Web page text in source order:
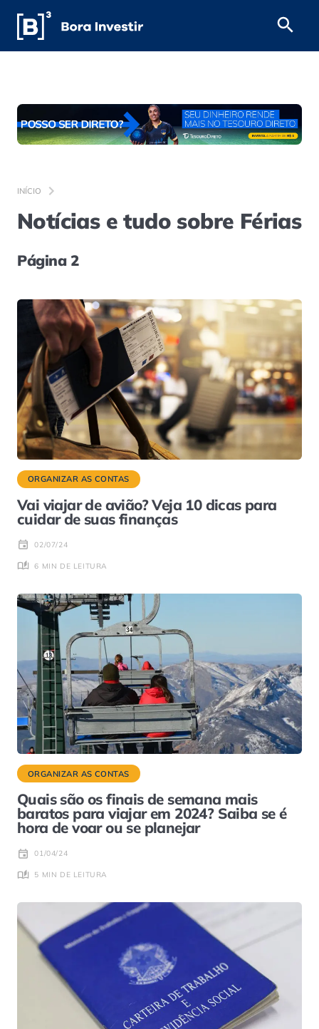
INÍCIO
Notícias e tudo sobre Férias
Página 2
ORGANIZAR AS CONTAS
Vai viajar de avião? Veja 10 dicas para
cuidar de suas finanças
02/07/24
6 MIN DE LEITURA
ORGANIZAR AS CONTAS
Quais são os finais de semana mais
baratos para viajar em 2024? Saiba se é
hora de voar ou se planejar
01/04/24
5 MIN DE LEITURA